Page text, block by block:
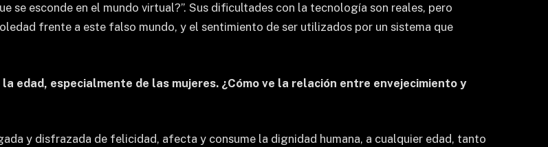
se esconde en el mundo virtual?”. Sus dificultades con la tecnología son reales, pero
frente a este falso mundo, y el sentimiento de ser utilizados por un sistema que
edad, especialmente de las mujeres. ¿Cómo ve la relación entre envejecimiento y
y disfrazada de felicidad, afecta y consume la dignidad humana, a cualquier edad, tanto